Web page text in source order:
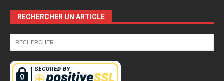
RECHERCHER UN ARTICLE